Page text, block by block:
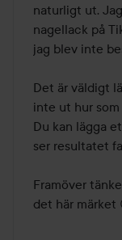
naturligt ut.
nagellack på
jag blev inte
Det är väldigt
inte ut hur som
Du kan lägga
ser resultatet
Framöver
det här märket